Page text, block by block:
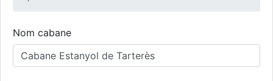
Nom cabane